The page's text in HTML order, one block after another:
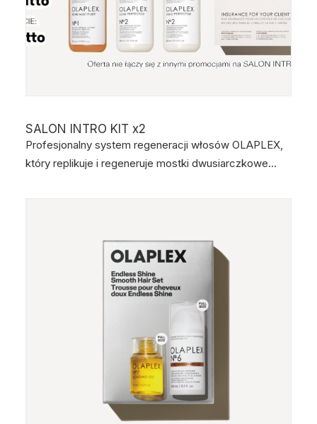
SALON INTRO KIT x2
Profesjonalny system regeneracji włosów OLAPLEX,
który replikuje i regeneruje mostki dwusiarczkowe…